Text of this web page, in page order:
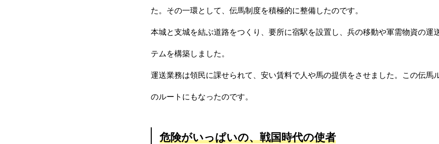
た。その一環として、伝馬制度を積極的に整備したのです。
本城と支城を結ぶ道路をつくり、要所に宿駅を設置し、兵の移動や軍需物資の運
テムを構築しました。
運送業務は領民に課せられて、安い賃料で人や馬の提供をさせました。この伝馬
のルートにもなったのです。
危険がいっぱいの、戦国時代の使者